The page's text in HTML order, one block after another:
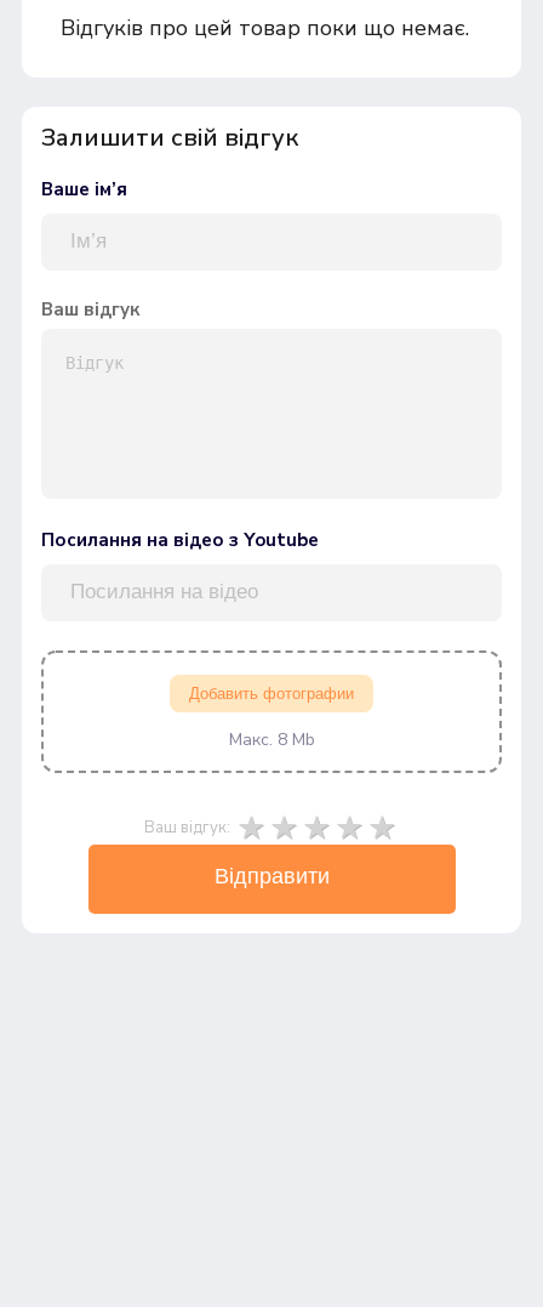
Відгуків про цей товар поки що немає.
Залишити свій відгук
Ваше ім’я
Ваш відгук
Посилання на відео з Youtube
Добавить фотографии
Макс. 8 Mb
Ваш відгук:
Відправити